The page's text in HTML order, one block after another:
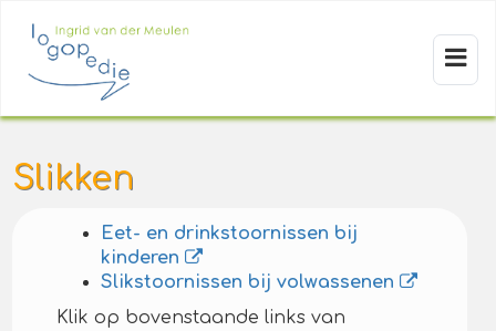
Slikken
Eet- en drinkstoornissen bij
kinderen
Slikstoornissen bij volwassenen
Klik op bovenstaande links van